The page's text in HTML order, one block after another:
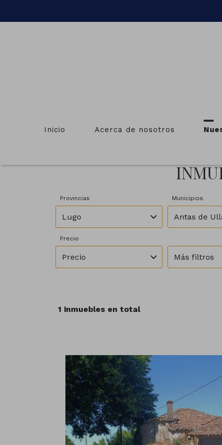
Inicio Acerca de nosotros
Provincias
Lugo
Municipios
Antas de
Precio
Precio Más filtros
1 inmuebles en total